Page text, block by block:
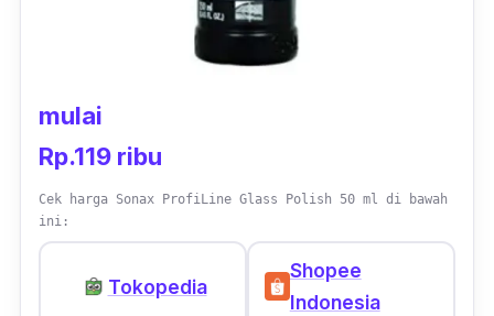
mulai
Rp.119 ribu
Cek harga Sonax ProfiLine Glass Polish 50 ml di bawah
ini:
Tokopedia
Shopee
Indonesia